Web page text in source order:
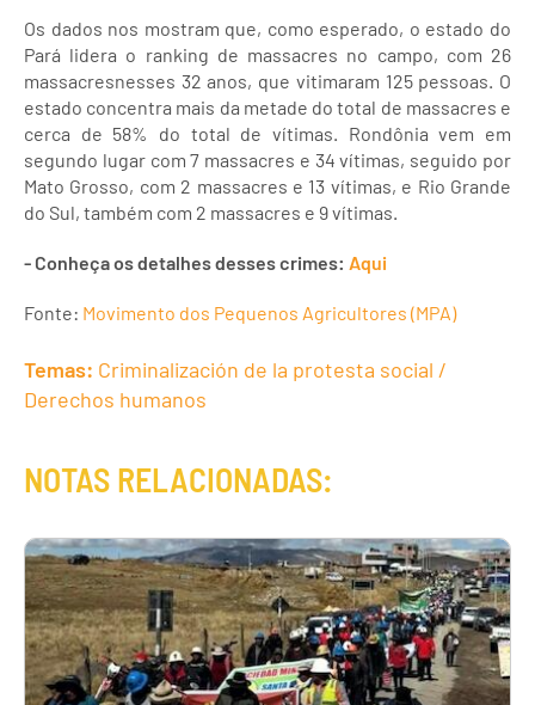
Os dados nos mostram que, como esperado, o estado do
Pará lidera o ranking de massacres no campo, com 26
massacresnesses 32 anos, que vitimaram 125 pessoas. O
estado concentra mais da metade do total de massacres e
cerca de 58% do total de vítimas. Rondônia vem em
segundo lugar com 7 massacres e 34 vítimas, seguido por
Mato Grosso, com 2 massacres e 13 vítimas, e Rio Grande
do Sul, também com 2 massacres e 9 vítimas.
- Conheça os detalhes desses crimes: Aqui
Fonte: Movimento dos Pequenos Agricultores (MPA)
Temas: Criminalización de la protesta social /
Derechos humanos
NOTAS RELACIONADAS: